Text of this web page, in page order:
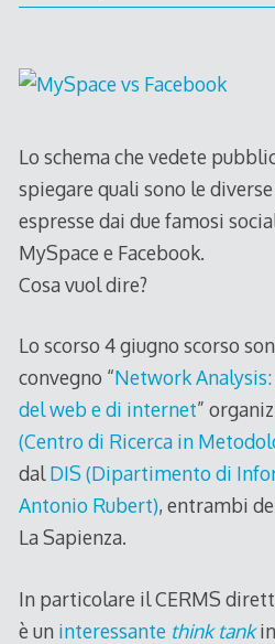
Lo schema che vedete
spiegare quali sono le
espresse dai due famosi
MySpace e Facebook.
Cosa vuol dire?
Lo scorso 4 giugno scorso
convegno “Network
del web e di internet”
(Centro di Ricerca in
dalDIS (Dipartimento di
Antonio Rubert), entrambi
La Sapienza.
In particolare il CERMS
è un interessante think tankin